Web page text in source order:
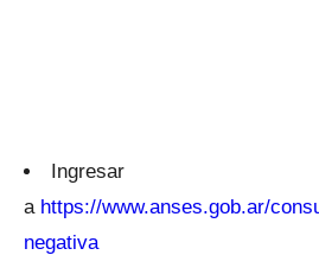
Ingresar
a https://www.anses.gob.ar/
negativa